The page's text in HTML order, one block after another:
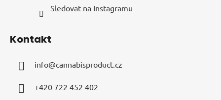
Sledovat na Instagramu
Kontakt
info@cannabisproduct.cz
+420 722 452 402